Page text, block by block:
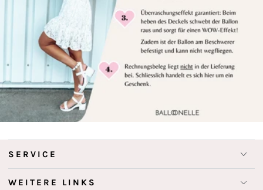
SERVICE
WEITERE LINKS